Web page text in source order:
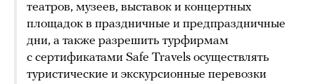
театров, музеев, выставок и концертных
площадок в праздничные и предпраздничные
дни, а также разрешить турфирмам
с сертификатами Safe Travels осуществлять
туристические и экскурсионные перевозки